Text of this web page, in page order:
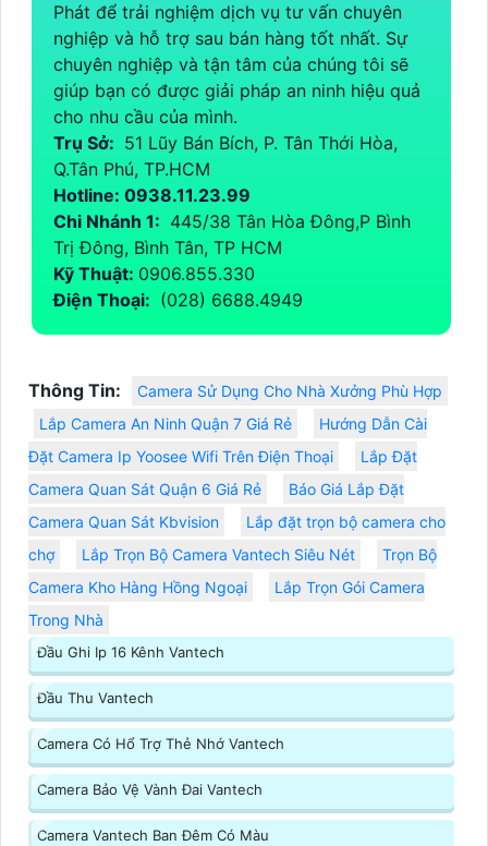
Phát để trải nghiệm dịch vụ tư vấn chuyên
nghiệp và hỗ trợ sau bán hàng tốt nhất. Sự
chuyên nghiệp và tận tâm của chúng tôi sẽ
giúp bạn có được giải pháp an ninh hiệu quả
cho nhu cầu của mình.
Trụ Sở: 51 Lũy Bán Bích, P. Tân Thới Hòa,
Q.Tân Phú, TP.HCM
Hotline: 0938.11.23.99
Chi Nhánh 1: 445/38 Tân Hòa Đông,P Bình
Trị Đông, Bình Tân, TP HCM
Kỹ Thuật: 0906.855.330
Điện Thoại: (028) 6688.4949
Thông Tin:
Camera Sử Dụng Cho Nhà Xưởng Phù Hợp
Lắp Camera An Ninh Quận 7 Giá Rẻ
Hướng Dẫn Cài
Đặt Camera Ip Yoosee Wifi Trên Điện Thoại
Lắp Đặt
Camera Quan Sát Quận 6 Giá Rẻ
Báo Giá Lắp Đặt
Camera Quan Sát Kbvision
Lắp đặt trọn bộ camera cho
chợ
Lắp Trọn Bộ Camera Vantech Siêu Nét
Trọn Bộ
Camera Kho Hàng Hồng Ngoại
Lắp Trọn Gói Camera
Trong Nhà
Đầu Ghi Ip 16 Kênh Vantech
Đầu Thu Vantech
Camera Có Hổ Trợ Thẻ Nhớ Vantech
Camera Bảo Vệ Vành Đai Vantech
Camera Vantech Ban Đêm Có Màu